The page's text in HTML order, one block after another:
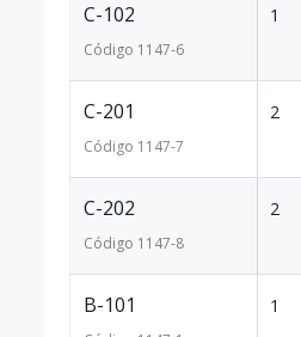
C-102
Código 1147-6
1
C-201
Código 1147-7
2
C-202
Código 1147-8
2
B-101 1